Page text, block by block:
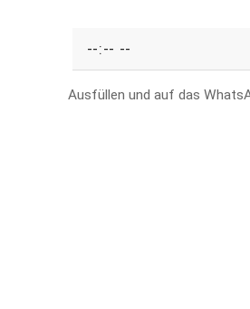
Ausfüllen und auf das